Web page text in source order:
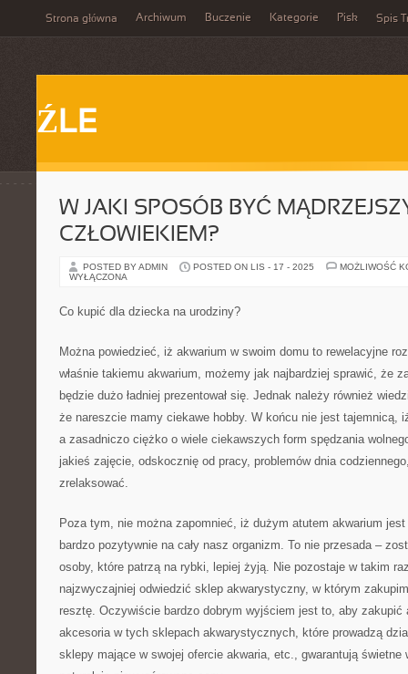
Strona główna Archiwum Buczenie Kategorie Pisk Spis
ŹLE
W JAKI SPOSÓB BYĆ
CZŁOWIEKIEM?
POSTED BY ADMIN POSTED ON LIS - 17 - 2025
MOŻLIWOŚĆ
WYŁĄCZONA
Co kupić dla dziecka na urodziny?
Można powiedzieć, iż akwarium w swoim domu to rewelacyjne
właśnie takiemu akwarium, możemy jak najbardziej sprawić, że
będzie dużo ładniej prezentował się. Jednak należy również
że nareszcie mamy ciekawe hobby. W końcu nie jest tajemnicą,
a zasadniczo ciężko o wiele ciekawszych form spędzania
jakieś zajęcie, odskocznię od pracy, problemów dnia
zrelaksować.
Poza tym, nie można zapomnieć, iż dużym atutem akwarium jest
bardzo pozytywnie na cały nasz organizm. To nie przesada –
osoby, które patrzą na rybki, lepiej żyją. Nie pozostaje w takim
najzwyczajniej odwiedzić sklep akwarystyczny, w którym
resztę. Oczywiście bardzo dobrym wyjściem jest to, aby zakupić
akcesoria w tych sklepach akwarystycznych, które prowadzą
sklepy mające w swojej ofercie akwaria, etc., gwarantują świetne